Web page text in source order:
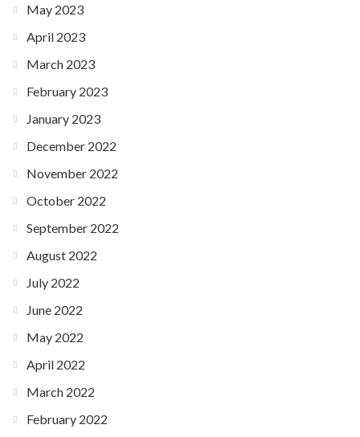
May 2023
April 2023
March 2023
February 2023
January 2023
December 2022
November 2022
October 2022
September 2022
August 2022
July 2022
June 2022
May 2022
April 2022
March 2022
February 2022